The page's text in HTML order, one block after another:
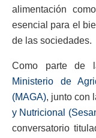
alimentación
esencial para el
de las sociedades.
Como parte de
Ministerio de
(MAGA), junto con
y Nutricional
conversatorio